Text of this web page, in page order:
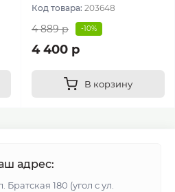
Код товара: 203648
4 889 р -10%
4 400 р
В корзину
адрес:
Братская 180 (угол с ул.